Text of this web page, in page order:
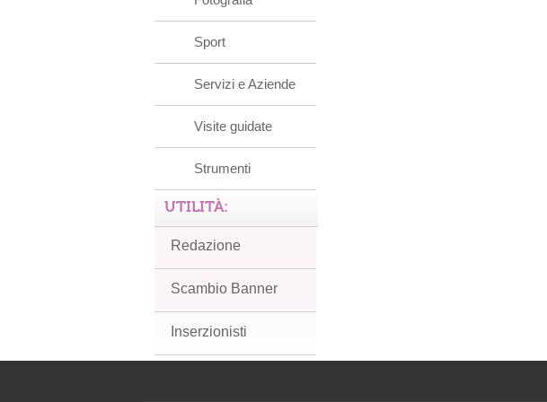
Sport
Servizi e Aziende
Visite guidate
Strumenti
UTILITÀ:
Redazione
Scambio Banner
Inserzionisti